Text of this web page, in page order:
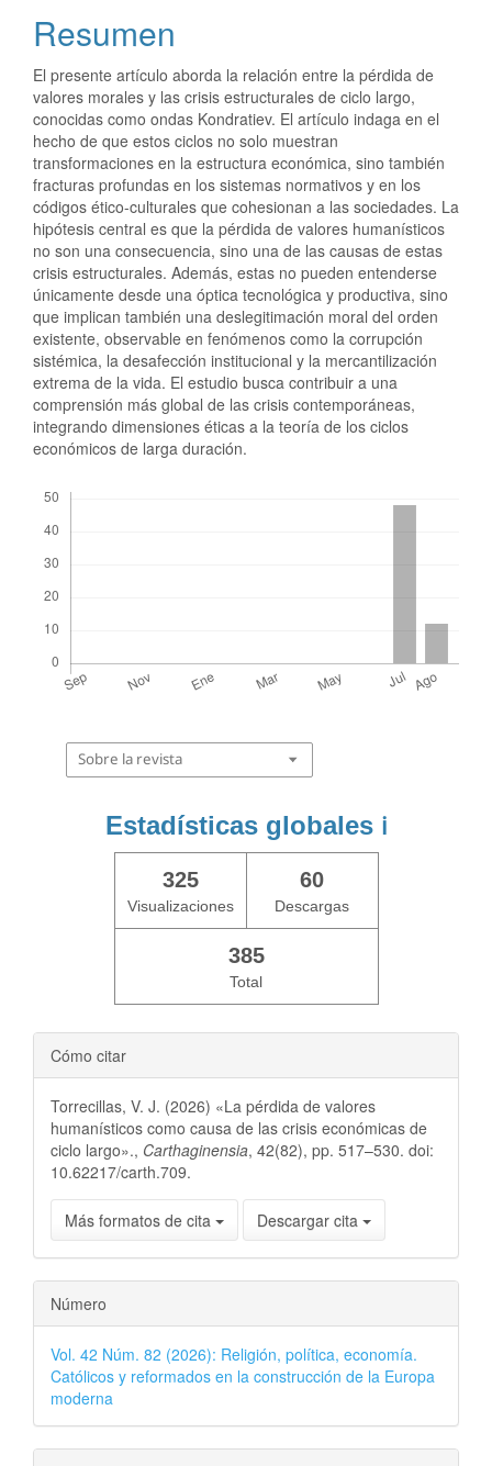
Resumen
El presente artículo aborda la relación entre la pérdida de
valores morales y las crisis estructurales de ciclo largo,
conocidas como ondas Kondratiev. El artículo indaga en el
hecho de que estos ciclos no solo muestran
transformaciones en la estructura económica, sino también
fracturas profundas en los sistemas normativos y en los
códigos ético-culturales que cohesionan a las sociedades. La
hipótesis central es que la pérdida de valores humanísticos
no son una consecuencia, sino una de las causas de estas
crisis estructurales. Además, estas no pueden entenderse
únicamente desde una óptica tecnológica y productiva, sino
que implican también una deslegitimación moral del orden
existente, observable en fenómenos como la corrupción
sistémica, la desafección institucional y la mercantilización
extrema de la vida. El estudio busca contribuir a una
comprensión más global de las crisis contemporáneas,
integrando dimensiones éticas a la teoría de los ciclos
económicos de larga duración.
Sobre la revista
Estadísticas globales ℹ️
325
Visualizaciones
60
Descargas
385
Total
Cómo citar
Torrecillas, V. J. (2026) «La pérdida de valores
humanísticos como causa de las crisis económicas de
ciclo largo»., Carthaginensia, 42(82), pp. 517–530. doi:
10.62217/carth.709.
Más formatos de cita Descargar cita
Número
Vol. 42 Núm. 82 (2026): Religión, política, economía.
Católicos y reformados en la construcción de la Europa
moderna